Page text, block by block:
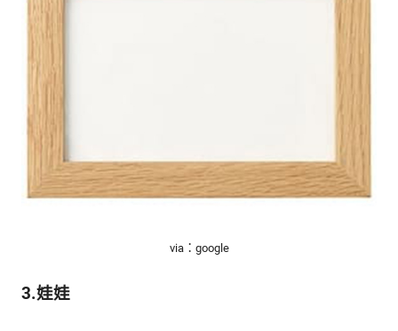
via：google
3.娃娃